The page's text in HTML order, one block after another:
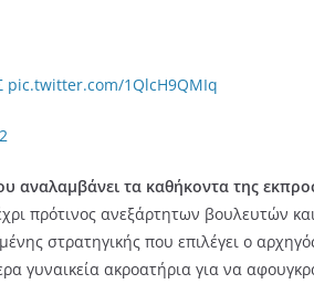
pic.twitter.com/1QlcH9QMIq
τα καθήκοντα της
πρότινος ανεξάρτητων βουλευτών
στρατηγικής που επιλέγει ο
ακροατήρια για να